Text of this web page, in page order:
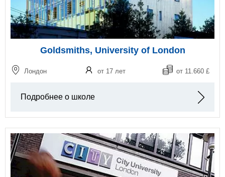
Goldsmiths, University of London
Лондон от 17 лет от 11.660 £
Подробнее о школе